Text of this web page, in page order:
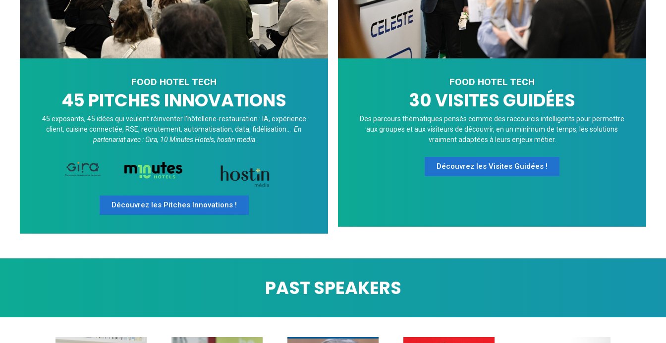
FOOD HOTEL TECH
45 PITCHES INNOVATIONS
45 exposants, 45 idées qui veulent réinventer l’hôtellerie-restauration : IA, expérience
client, cuisine connectée, RSE, recrutement, automatisation, data, fidélisation… En
partenariat avec : Gira, 10 Minutes Hotels, hostin media
Découvrez les Pitches Innovations !
FOOD HOTEL TECH
30 VISITES GUIDÉES
Des parcours thématiques pensés comme des raccourcis intelligents pour permettre
aux groupes et aux visiteurs de découvrir, en un minimum de temps, les solutions
vraiment adaptées à leurs enjeux métier.
Découvrez les Visites Guidées !
PAST SPEAKERS